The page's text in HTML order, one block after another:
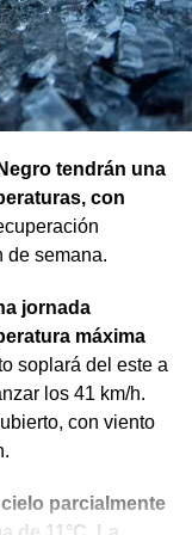
incrementa el
y puede generar
de la vía pública».
ingesta de
conductor
tendrán una
con
de semana.
jornada
máxima
soplará del este a
los 41 km/h.
con viento
parcialmente